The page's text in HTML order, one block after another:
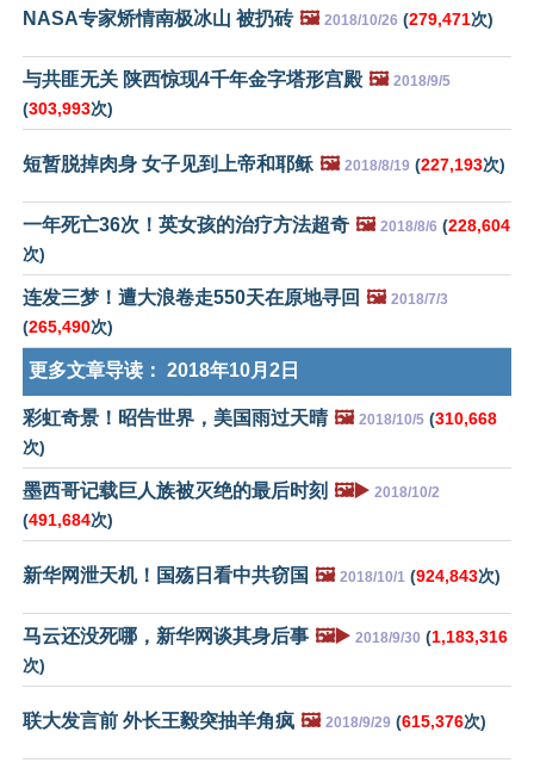
NASA专家矫情南极冰山 被扔砖 🖼️ 2018/10/26 (279,471次)
与共匪无关 陕西惊现4千年金字塔形宫殿 🖼️ 2018/9/5
(303,993次)
短暂脱掉肉身 女子见到上帝和耶稣 🖼️ 2018/8/19 (227,193次)
一年死亡36次！英女孩的治疗方法超奇 🖼️ 2018/8/6 (228,604
次)
连发三梦！遭大浪卷走550天在原地寻回 🖼️ 2018/7/3
(265,490次)
更多文章导读： 2018年10月2日
彩虹奇景！昭告世界，美国雨过天晴 🖼️ 2018/10/5 (310,668
次)
墨西哥记载巨人族被灭绝的最后时刻 🖼️▶️ 2018/10/2
(491,684次)
新华网泄天机！国殇日看中共窃国 🖼️ 2018/10/1 (924,843次)
马云还没死哪，新华网谈其身后事 🖼️▶️ 2018/9/30 (1,183,316
次)
联大发言前 外长王毅突抽羊角疯 🖼️ 2018/9/29 (615,376次)